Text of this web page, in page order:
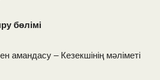
бөлімі
амандасу – Кезекшінің мәліметі